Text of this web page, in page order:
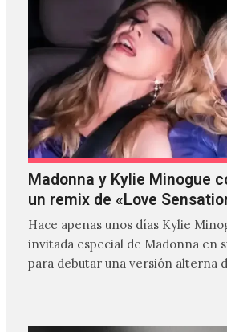
Madonna y Kylie Minogue
un remix de «Love
Hace apenas unos días Kylie
invitada especial de Madonna en
para debutar una versión alterna